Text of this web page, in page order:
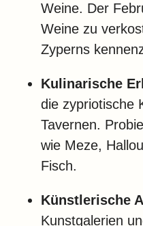
Weine. Der
Weine zu
Zyperns
Kulinarische
die zypriotische
Tavernen.
wie Meze,
Fisch.
Künstlerische
Kunstgalerien